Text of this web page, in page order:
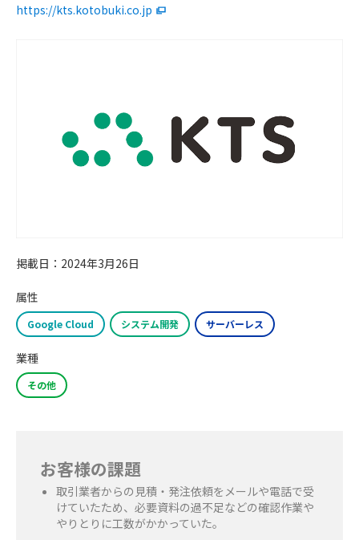
https://kts.kotobuki.co.jp
掲載日：2024年3月26日
属性
Google Cloud システム開発 サーバーレス
業種
その他
お客様の課題
取引業者からの見積・発注依頼をメールや電話で受
けていたため、必要資料の過不足などの確認作業や
やりとりに工数がかかっていた。